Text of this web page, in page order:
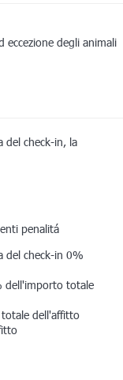
eccezione degli animali
del check-in, la
penalitá
del check-in 0%
dell'importo totale
dell'affitto